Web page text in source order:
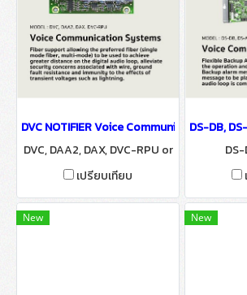
DVC NOTIFIER Voice Communication
DVC, DAA2, DAX, DVC-RPU or
DS-DB, DS-FM, DS-SFM, DS-R
เปรียบเทียบ
DS-DB,
New New